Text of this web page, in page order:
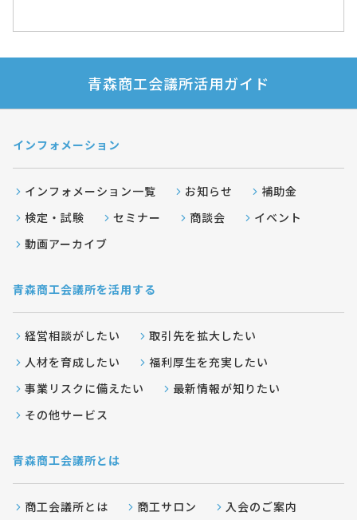
青森商工会議所活用ガイド
インフォメーション
インフォメーション一覧 お知らせ
補助金
検定・試験
セミナー 商談会
イベント
動画アーカイブ
青森商工会議所を活用する
経営相談がしたい
取引先を拡大したい
人材を育成したい
福利厚生を充実したい
事業リスクに備えたい
最新情報が知りたい
その他サービス
青森商工会議所とは
商工会議所とは 商工サロン
入会のご案内